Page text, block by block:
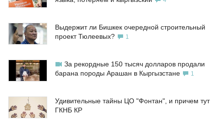
Выдержит ли Бишкек очередной строительный
проект Тюлеевых?
1
За рекордные 150 тысяч долларов продали
барана породы Арашан в Кыргызстане
1
Удивительные тайны ЦО "Фонтан", и причем тут
ГКНБ КР